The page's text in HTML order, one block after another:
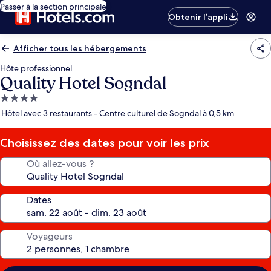
Passer à la section principale
Obtenir l’appli
Afficher tous les hébergements
Hôte professionnel
Quality Hotel Sogndal
Hébergement
4.0 étoiles
Hôtel avec 3 restaurants - Centre culturel de Sogndal à 0,5 km
Choisissez des dates pour voir les prix
Où allez-vous ?
Dates
Voyageurs